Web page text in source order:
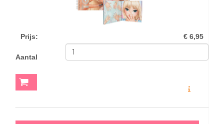
Prijs: € 6,95
Aantal